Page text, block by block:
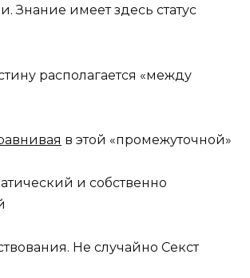
Знание имеет здесь статус
располагается «между
в этой «промежуточной»
и собственно
Не случайно Секст